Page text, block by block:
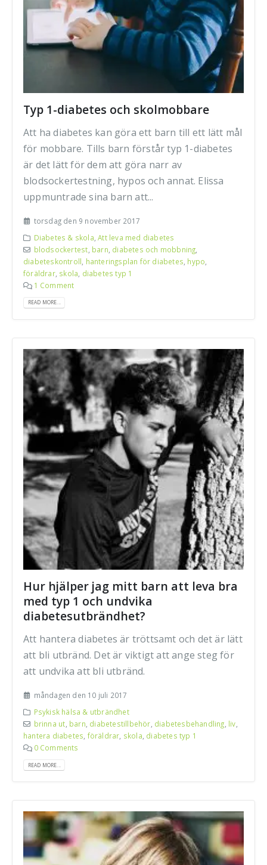
Typ 1-diabetes och skolmobbare
Att ha diabetes kan göra ett barn till ett lätt mål
för mobbare. Tills barn förstår typ 1-diabetes
är det lätt för dem att göra narr av
blodsockertestning, hypos och annat. Elissa
uppmuntrade sina barn att...
torsdag den 9 november 2017
Diabetes & skola ,Att leva med diabetes
blodsockertest barn diabetes och mobbning
diabeteskontroll hanteringsplan för diabetes hypo
föräldrar, skola diabetes typ 1
1 Comment
READ MORE...
Hur hjälper jag mitt barn att leva bra
med typ 1 och undvika
diabetesutbrändhet?
Att hantera diabetes är tröttsamt och det är lätt
att bli utbränd. Det är viktigt att ange steg för
att undvika att bli utbränd.
måndagen den 10 juli 2017
Psykisk hälsa & utbrändhet
brinna ut, barn, diabetestillbehör, diabetesbehandling, liv,
hantera diabetes, föräldrar, skola, diabetes typ 1
0 Comments
READ MORE...